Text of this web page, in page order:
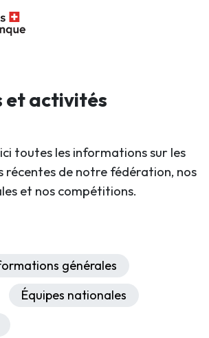
et activités
toutes les informations sur les
récentes de notre fédération, nos
et nos compétitions.
générales
Équipes nationales